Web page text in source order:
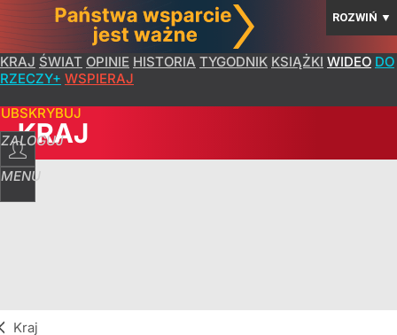
ROZWIŃ ▼
KRAJ ŚWIAT OPINIE HISTORIA TYGODNIK KSIĄŻKI WIDEO DO
RZECZY+ WSPIERAJ
ZALOGUJ
MENU
KRAJ
Kraj